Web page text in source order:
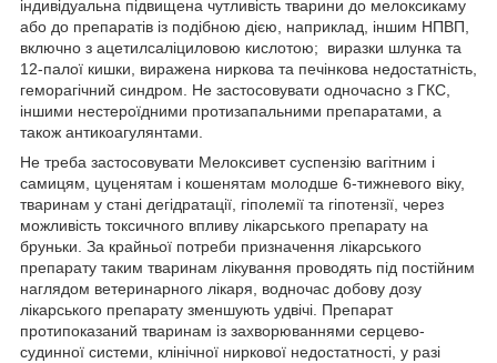
індивідуальна підвищена чутливість тварини до мелоксикаму
або до препаратів із подібною дією, наприклад, іншим НПВП,
включно з ацетилсаліциловою кислотою; виразки шлунка та
12-палої кишки, виражена ниркова та печінкова недостатність,
геморагічний синдром. Не застосовувати одночасно з ГКС,
іншими нестероїдними протизапальними препаратами, а
також антикоагулянтами.
Не треба застосовувати Мелоксивет суспензію вагітним і
самицям, цуценятам і кошенятам молодше 6-тижневого віку,
тваринам у стані дегідратації, гіполемії та гіпотензії, через
можливість токсичного впливу лікарського препарату на
бруньки. За крайньої потреби призначення лікарського
препарату таким тваринам лікування проводять під постійним
наглядом ветеринарного лікаря, водночас добову дозу
лікарського препарату зменшують удвічі. Препарат
протипоказаний тваринам із захворюваннями серцево-
судинної системи, клінічної ниркової недостатності, у разі